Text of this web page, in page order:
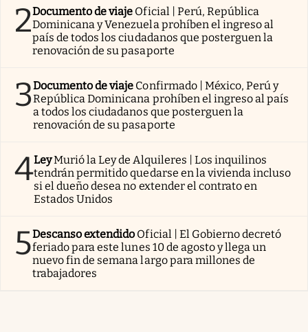
2Documento de viaje Oficial | Perú, República
Dominicana y Venezuela prohíben el ingreso al
país de todos los ciudadanos que posterguen la
renovación de su pasaporte
3Documento de viaje Confirmado | México, Perú y
República Dominicana prohíben el ingreso al país
a todos los ciudadanos que posterguen la
renovación de su pasaporte
4LeyMurió la Ley de Alquileres | Los inquilinos
tendrán permitido quedarse en la vivienda incluso
si el dueño desea no extender el contrato en
Estados Unidos
5Descanso extendido Oficial | El Gobierno decretó
feriado para este lunes 10 de agosto y llega un
nuevo fin de semana largo para millones de
trabajadores